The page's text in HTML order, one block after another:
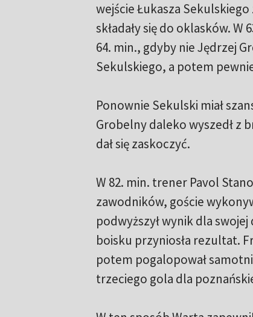
wejście Łukasza
składały się do oklasków. W
64. min., gdyby nie Jędrzej
Sekulskiego, a potem
Ponownie Sekulski miał
Grobelny daleko wyszedł z
dał się zaskoczyć.
W 82. min. trener Pavol
zawodników, goście
podwyższył wynik dla
boisku przyniosła rezultat.
potem pogalopował
trzeciego gola dla